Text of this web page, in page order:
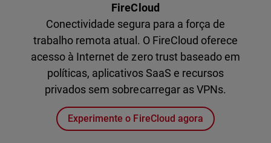
FireCloud
Conectividade segura para a força de
trabalho remota atual. O FireCloud oferece
acesso à Internet de zero trust baseado em
políticas, aplicativos SaaS e recursos
privados sem sobrecarregar as VPNs.
Experimente o FireCloud agora